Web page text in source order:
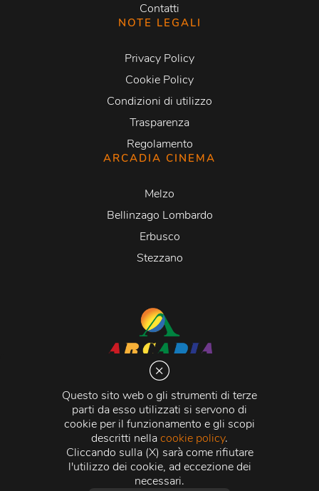
Questo sito web o gli strumenti di terze
parti da esso utilizzati si servono di
cookie per il funzionamento e gli scopi
descritti nellacookie policy.
Cliccando sulla (X) sarà come rifiutare
l'utilizzo dei cookie, ad eccezione dei
necessari.
Contatti
NOTE LEGALI
Privacy Policy
Cookie Policy
Condizioni di utilizzo
Trasparenza
Regolamento
ARCADIA CINEMA
Melzo
Bellinzago Lombardo
Erbusco
Stezzano
Via Martiri della Libertà 20066 Melzo (MI)
C.C.I.A.A. - R.E.A di Milano n. 1427910
Registro delle Imprese di Milano n. 338392 -
Fiscale e Partita Iva11015840157 | Capitale Sociale
500.000,00 i.v.
Credits:Crea Informatica S.r.l. 2026 © Tutti i diritti
riservati.